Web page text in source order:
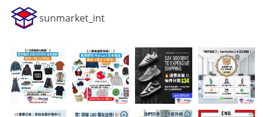
sunmarket_int